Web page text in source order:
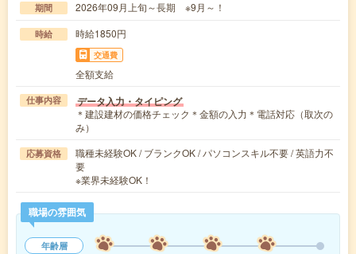
期間 2026年09月上旬～長期 ※9月～！
時給 時給1850円
交通費
全額支給
仕事内容 データ入力・タイピング
＊建設建材の価格チェック＊金額の入力＊電話対応（取次の
み）
応募資格
職種未経験OK / ブランクOK / パソコンスキル不要 / 英語力不
要
※業界未経験OK！
職場の雰囲気
年齢層